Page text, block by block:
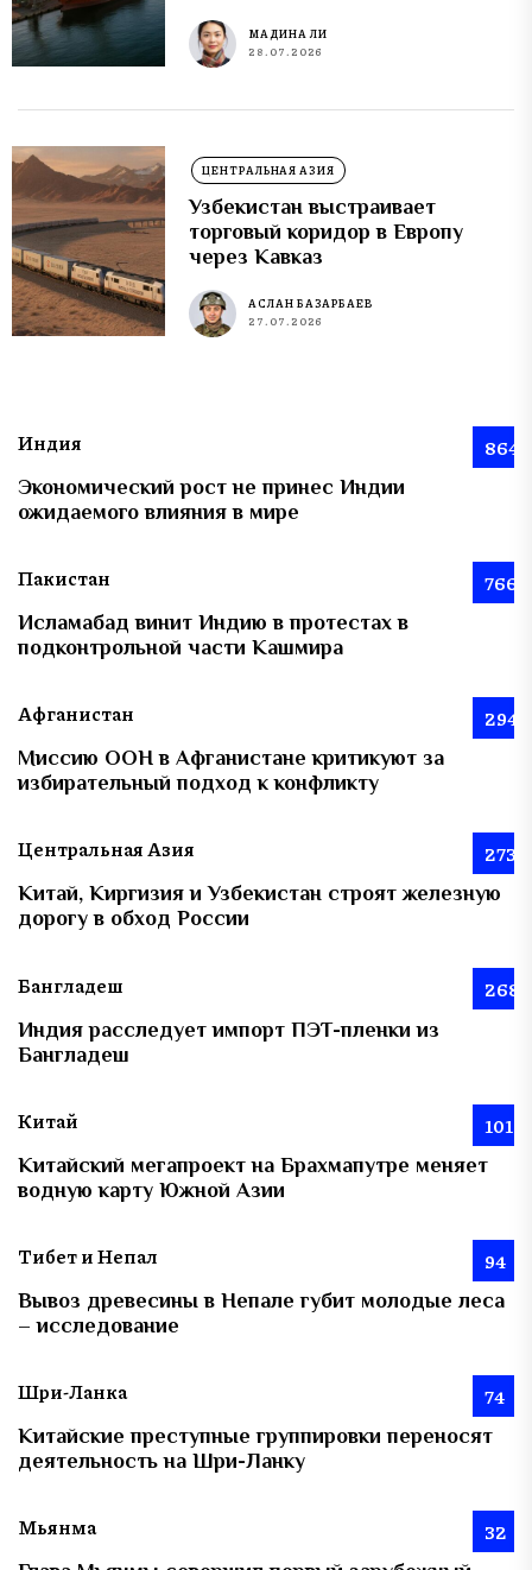
МАДИНА ЛИ
28.07.2026
ЦЕНТРАЛЬНАЯ АЗИЯ
Узбекистан выстраивает
торговый коридор в Европу
через Кавказ
АСЛАН БАЗАРБАЕВ
27.07.2026
Индия 864
Экономический рост не принес Индии
ожидаемого влияния в мире
Пакистан 766
Исламабад винит Индию в протестах в
подконтрольной части Кашмира
Афганистан 294
Миссию ООН в Афганистане критикуют за
избирательный подход к конфликту
Центральная Азия 273
Китай, Киргизия и Узбекистан строят железную
дорогу в обход России
Бангладеш 268
Индия расследует импорт ПЭТ-пленки из
Бангладеш
Китай 101
Китайский мегапроект на Брахмапутре меняет
водную карту Южной Азии
Тибет и Непал 94
Вывоз древесины в Непале губит молодые леса
– исследование
Шри-Ланка 74
Китайские преступные группировки переносят
деятельность на Шри-Ланку
Мьянма 32